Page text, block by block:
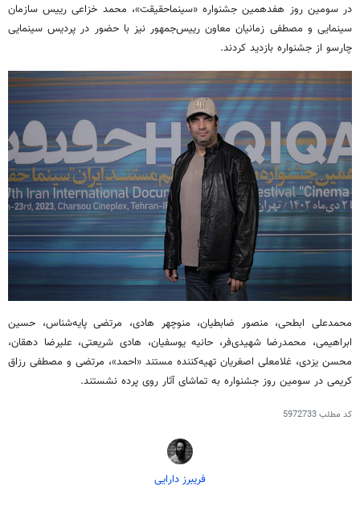
در سومین روز هفدهمین جشنواره «سینماحقیقت»، محمد خزاعی رییس سازمان
سینمایی و مصطفی زمانیان معاون رییس‌جمهور نیز با حضور در پردیس سینمایی
چارسو از جشنواره بازدید کردند.
محمدعلی ابطحی، منصور ضابطیان، منوچهر هادی، مرتضی پایه‌شناس، حسین
ابراهیمی، محمدرضا شهیدی‌فر، حانیه یوسفیان، هادی شریعتی، علیرضا دهقان،
محسن یزدی، غلامعلی اصغریان تهیه‌کننده مستند «احمد»، مرتضی و مصطفی رزاق
کریمی در سومین روز جشنواره به تماشای آثار روی پرده نشستند.
کد مطلب5972733
فریبرز دارایی